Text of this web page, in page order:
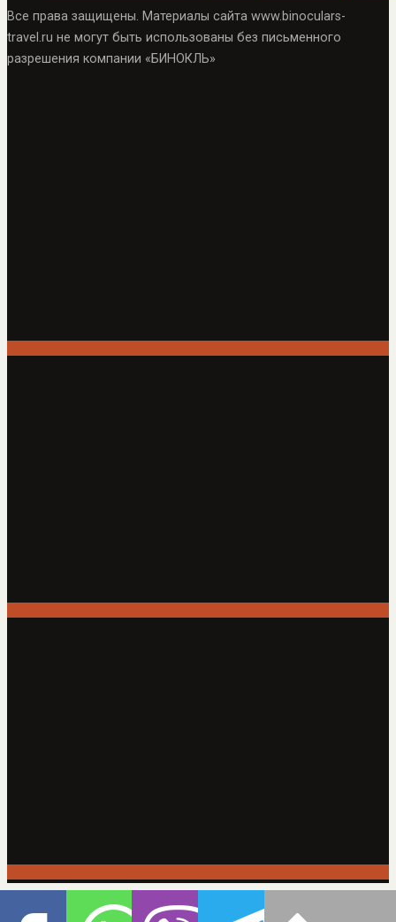
Все права защищены. Материалы сайта www.binoculars-
travel.ru не могут быть использованы без письменного
разрешения компании «БИНОКЛЬ»